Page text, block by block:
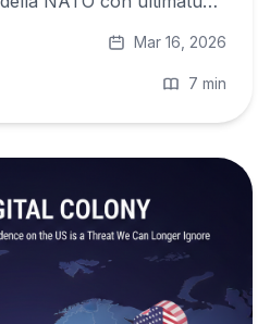
solo un problema di
geopolitico. Ecco cosa
Mar 16, 2026
7 min